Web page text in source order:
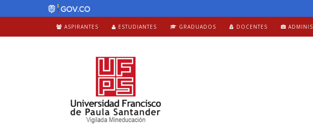
ASPIRANTES ESTUDIANTES GRADUADOS DOCENTES